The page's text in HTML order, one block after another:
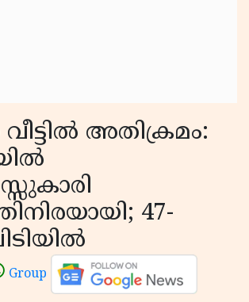
അതിക്രമം:
47-
Group